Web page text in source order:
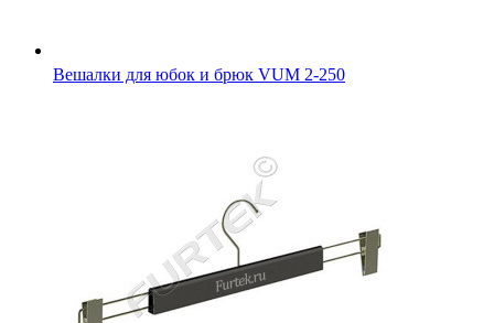
Вешалки для юбок и брюк VUM 2-250